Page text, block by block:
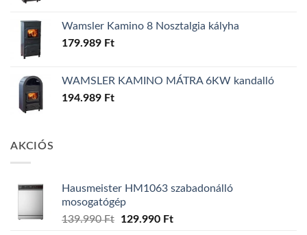
Wamsler Kamino 8 Nosztalgia kályha
179.989 Ft
WAMSLER KAMINO MÁTRA 6KW kandalló
194.989 Ft
AKCIÓS
Hausmeister HM1063 szabadonálló
mosogatógép
139.990Ft
Original
129.990 FtCurrent